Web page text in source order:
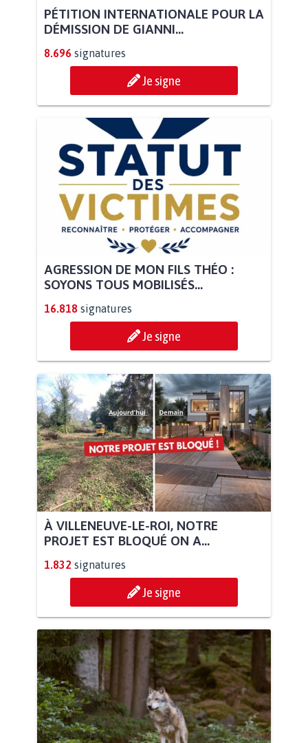
PÉTITION INTERNATIONALE POUR LA
DÉMISSION DE GIANNI...
8.696 signatures
Je signe
AGRESSION DE MON FILS THÉO :
SOYONS TOUS MOBILISÉS...
16.818 signatures
Je signe
À VILLENEUVE-LE-ROI, NOTRE
PROJET EST BLOQUÉ ON A...
1.832 signatures
Je signe